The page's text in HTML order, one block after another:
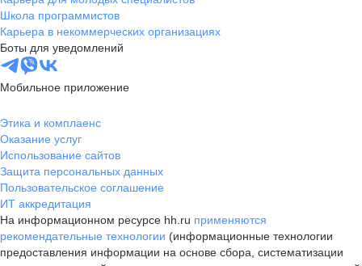
Школа программистов
Карьера в некоммерческих организациях
Боты для уведомлений
Мобильное приложение
Этика и комплаенс
Оказание услуг
Использование сайтов
Защита персональных данных
Пользовательское соглашение
ИТ аккредитация
На информационном ресурсе hh.ru применяются
рекомендательные технологии (информационные технологии
предоставления информации на основе сбора, систематизации